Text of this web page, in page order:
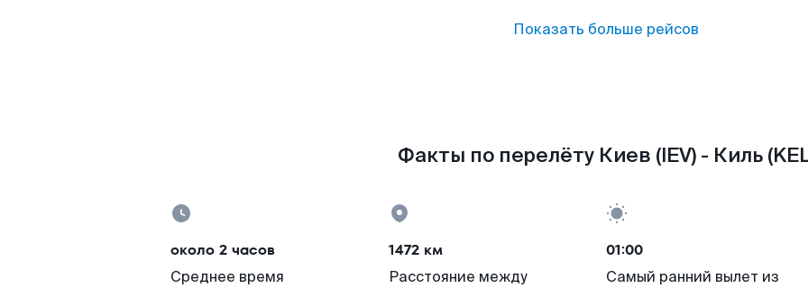
Показать больше рейсов
Факты по перелёту Киев (IEV) - Киль
около 2 часов
Среднее время
1472 км
Расстояние между
01:00
Самый ранний вылет из